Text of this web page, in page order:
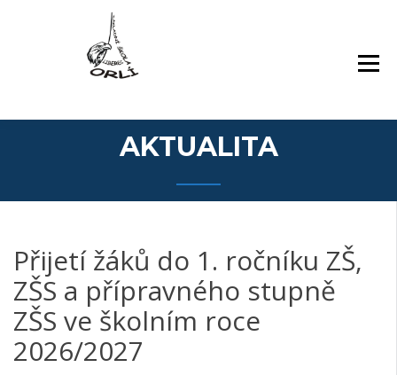
AKTUALITA
Přijetí žáků do 1. ročníku ZŠ,
ZŠS a přípravného stupně
ZŠS ve školním roce
2026/2027